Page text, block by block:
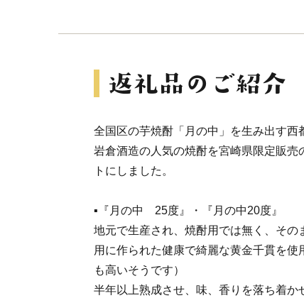
全国区の芋焼酎「月の中」を生み出す西
岩倉酒造の人気の焼酎を宮崎県限定販売
トにしました。
▪『月の中 25度』・『月の中20度』
地元で生産され、焼酎用では無く、その
用に作られた健康で綺麗な黄金千貫を
も高いそうです）
半年以上熟成させ、味、香りを落ち着か